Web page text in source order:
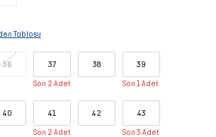
Tablosu
36 37
Son 2 Adet
38 39
Son 1 Adet
40 41
Son 2 Adet
42 43
Son 3 Adet